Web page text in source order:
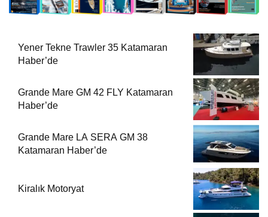
Yener Tekne Trawler 35 Katamaran
Haber’de
Grande Mare GM 42 FLY Katamaran
Haber’de
Grande Mare LA SERA GM 38
Katamaran Haber’de
Kiralık Motoryat